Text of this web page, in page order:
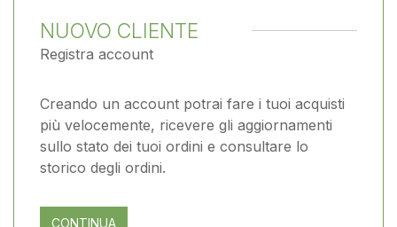
NUOVO CLIENTE
Registra account
Creando un account potrai fare i tuoi acquisti
più velocemente, ricevere gli aggiornamenti
sullo stato dei tuoi ordini e consultare lo
storico degli ordini.
CONTINUA